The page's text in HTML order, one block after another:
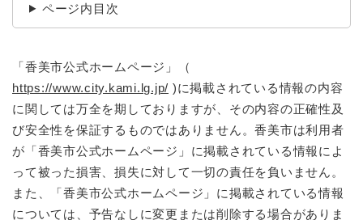
ページ内目次
「香美市公式ホームページ」（
https://www.city.kami.lg.jp/ )に掲載されている情報の内容
に関しては万全を期しておりますが、その内容の正確性及
び安全性を保証するものではありません。香美市は利用者
が「香美市公式ホームページ」に掲載されている情報によ
って被った損害、損失に対して一切の責任を負いません。
また、「香美市公式ホームページ」に掲載されている情報
については、予告なしに変更または削除する場合がありま